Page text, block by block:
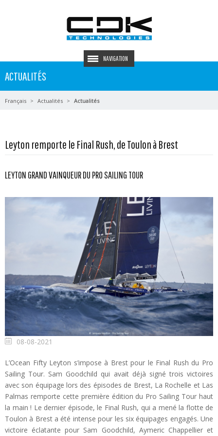
NAVIGATION
ACTUALITÉS
Français Actualités Actualités
Leyton remporte le Final Rush, de Toulon à Brest
LEYTON GRAND VAINQUEUR DU PRO SAILING TOUR
08-08-2021
L’Ocean Fifty Leyton s’impose à Brest pour le Final Rush du Pro
Sailing Tour. Sam Goodchild qui avait déjà signé trois victoires
avec son équipage lors des épisodes de Brest, La Rochelle et Las
Palmas remporte cette première édition du Pro Sailing Tour haut
la main ! Le dernier épisode, le Final Rush, qui a mené la flotte de
Toulon à Brest a été intense pour les six équipages engagés. Une
victoire éclatante pour Sam Goodchild, Aymeric Chappellier et